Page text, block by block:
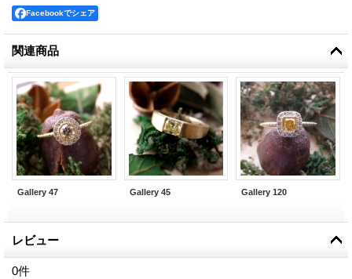
Facebookでシェア
関連商品
Gallery 47 Gallery 45 Gallery 120
レビュー
0件